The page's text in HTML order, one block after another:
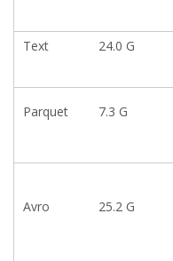
Text 24.0 G
Parquet 7.3 G
Avro 25.2 G